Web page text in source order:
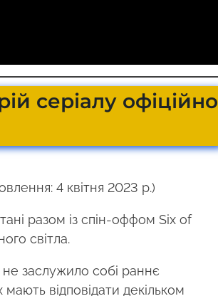
серіалу офіційно
4 квітня 2023 р.)
разом із спін-оффом Six of
світла.
заслужило собі раннє
відповідати декільком